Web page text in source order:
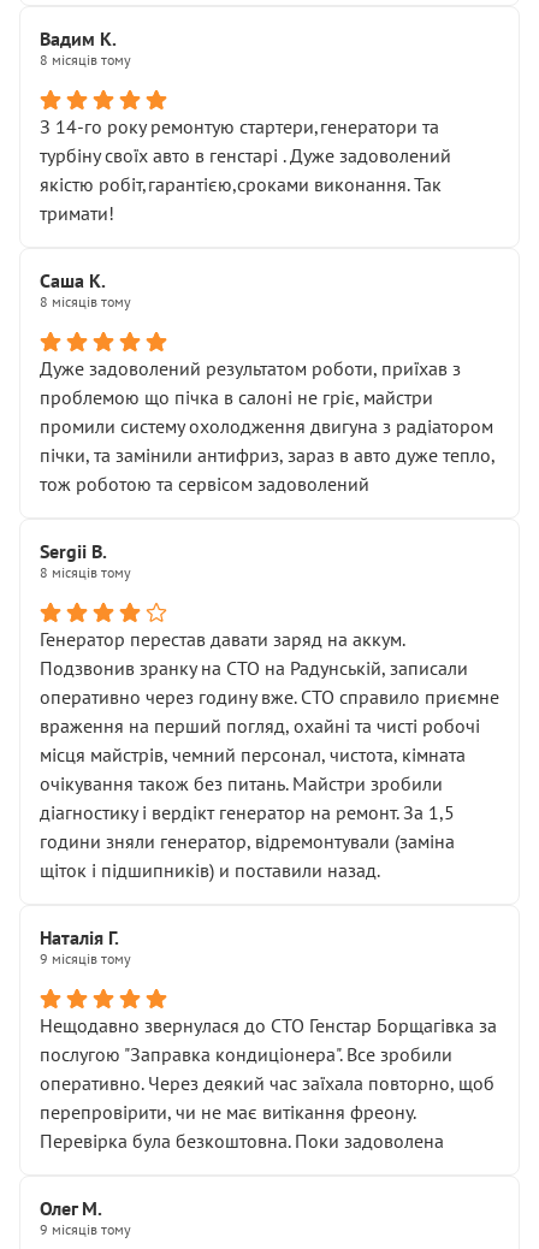
Вадим К.
8 місяців тому
З 14-го року ремонтую стартери,генератори та
турбіну своїх авто в генстарі . Дуже задоволений
якістю робіт,гарантією,сроками виконання. Так
тримати!
Саша К.
8 місяців тому
Дуже задоволений результатом роботи, приїхав з
проблемою що пічка в салоні не гріє, майстри
промили систему охолодження двигуна з радіатором
пічки, та замінили антифриз, зараз в авто дуже тепло,
тож роботою та сервісом задоволений
Sergii B.
8 місяців тому
Генератор перестав давати заряд на аккум.
Подзвонив зранку на СТО на Радунській, записали
оперативно через годину вже. СТО справило приємне
враження на перший погляд, охайні та чисті робочі
місця майстрів, чемний персонал, чистота, кімната
очікування також без питань. Майстри зробили
діагностику і вердікт генератор на ремонт. За 1,5
години зняли генератор, відремонтували (заміна
щіток і підшипників) и поставили назад.
Наталія Г.
9 місяців тому
Нещодавно звернулася до СТО Генстар Борщагівка за
послугою "Заправка кондиціонера". Все зробили
оперативно. Через деякий час заїхала повторно, щоб
перепровірити, чи не має витікання фреону.
Перевірка була безкоштовна. Поки задоволена
Олег М.
9 місяців тому